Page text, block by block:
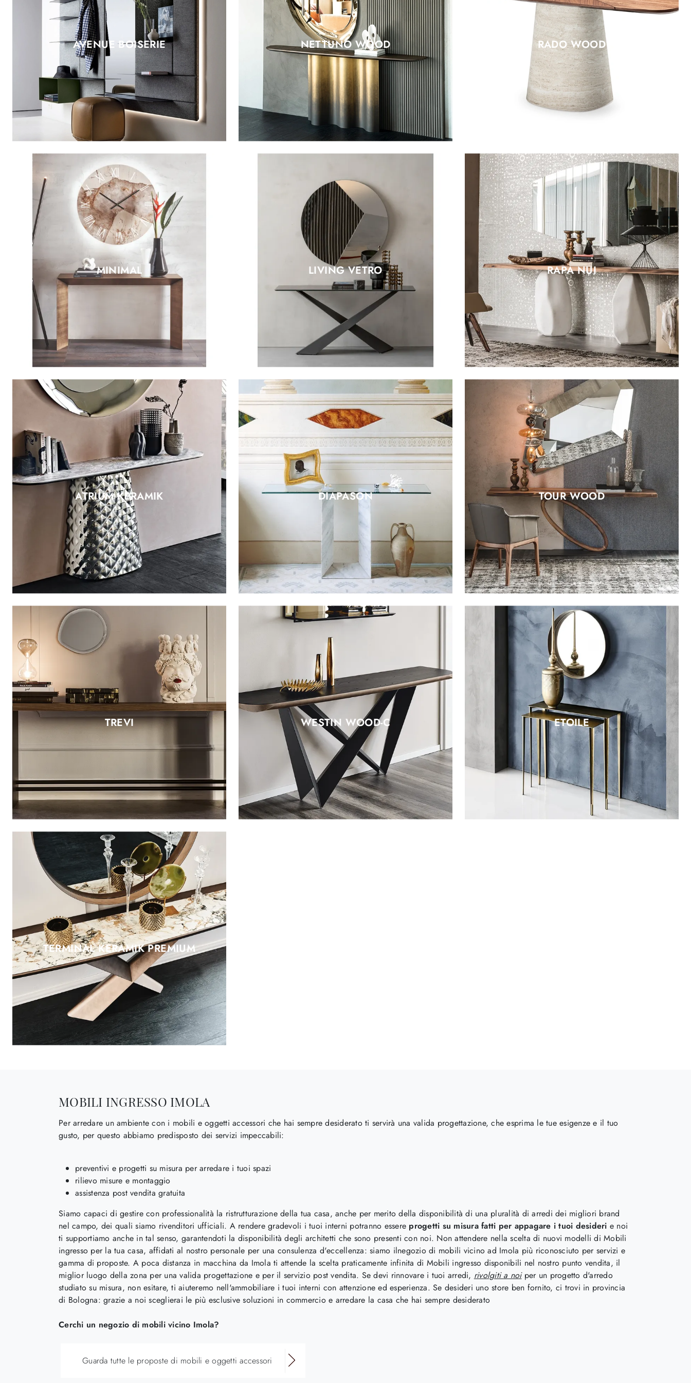
AVENUE BOISERIE NETTUNO WOOD RADO WOOD
MINIMAL LIVING VETRO RAPA NUI
ATRIUM KERAMIK DIAPASON TOUR WOOD
TREVI WESTIN WOOD-C ETOILE
TERMINAL KERAMIK PREMIUM
MOBILI INGRESSO IMOLA
Per arredare un ambiente con i mobili e oggetti accessori che hai sempre desiderato ti servirà una valida progettazione, che esprima le tue esigenze e il tuo
gusto, per questo abbiamo predisposto dei servizi impeccabili:
preventivi e progetti su misura per arredare i tuoi spazi
rilievo misure e montaggio
assistenza post vendita gratuita
Siamo capaci di gestire con professionalità la ristrutturazione della tua casa, anche per merito della disponibilità di una pluralità di arredi dei migliori brand
nel campo, dei quali siamo rivenditori ufficiali. A rendere gradevoli i tuoi interni potranno essere progetti su misura fatti per appagare i tuoi desideri e noi
ti supportiamo anche in tal senso, garantendoti la disponibilità degli architetti che sono presenti con noi. Non attendere nella scelta di nuovi modelli di Mobili
ingresso per la tua casa, affidati al nostro personale per una consulenza d'eccellenza: siamo ilnegozio di mobili vicino ad Imola più riconosciuto per servizi e
gamma di proposte. A poca distanza in macchina da Imola ti attende la scelta praticamente infinita di Mobili ingresso disponibili nel nostro punto vendita, il
miglior luogo della zona per una valida progettazione e per il servizio post vendita. Se devi rinnovare i tuoi arredi, rivolgiti a noiper un progetto d'arredo
studiato su misura, non esitare, ti aiuteremo nell'ammobiliare i tuoi interni con attenzione ed esperienza. Se desideri uno store ben fornito, ci trovi in provincia
di Bologna: grazie a noi sceglierai le più esclusive soluzioni in commercio e arredare la casa che hai sempre desiderato
Cerchi un negozio di mobili vicino Imola?
Guarda tutte le proposte di mobili e oggetti accessori